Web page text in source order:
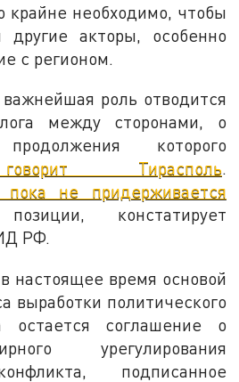
крайне необходимо, чтобы
другие акторы, особенно
с регионом.
роль отводится
между сторонами, о
которого
Тирасполь.
не придерживается
позиции, констатирует
РФ.
настоящее время основой
выработки политического
остается соглашение о
урегулирования
подписанное